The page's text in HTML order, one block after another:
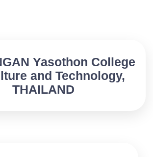
Yasothon College
and Technology,
THAILAND